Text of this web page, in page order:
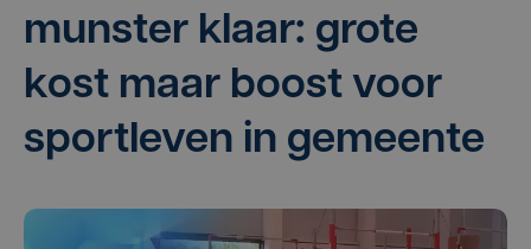
mun­ster klaar: gro­te
kost maar boost voor
sport­le­ven in gemeente